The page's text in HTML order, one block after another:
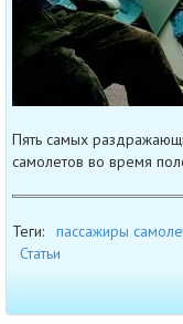
Пять самых
самолетов во время
Теги: пассажиры
Статьи